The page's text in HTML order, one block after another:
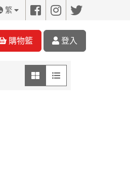
繁
購物籃 登入
圖像模式 列表模式